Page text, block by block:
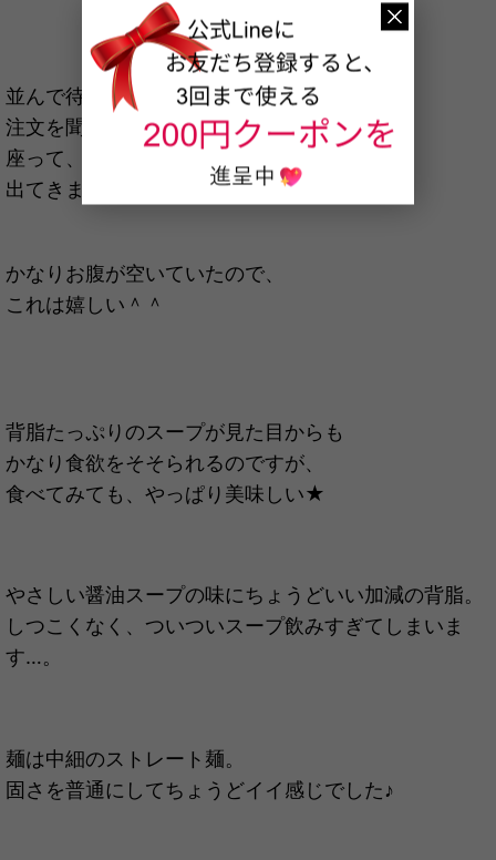
並んで待っている時に
注文を聞いてくれていたので、
座って、けっこうすぐに
出てきました～♪
かなりお腹が空いていたので、
これは嬉しい＾＾
背脂たっぷりのスープが見た目からも
かなり食欲をそそられるのですが、
食べてみても、やっぱり美味しい★
やさしい醤油スープの味にちょうどいい加減の背脂。
しつこくなく、ついついスープ飲みすぎてしまいま
す…。
麺は中細のストレート麺。
固さを普通にしてちょうどイイ感じでした♪